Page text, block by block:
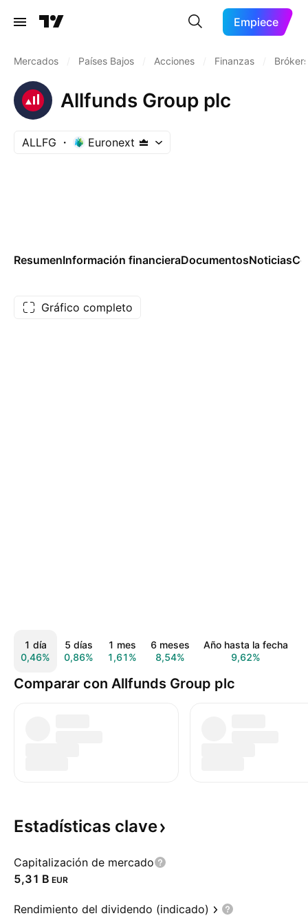
Empiece
Mercados Países Bajos Acciones Finanzas
Allfunds Group plc
ALLFG Euronext
ResumenInformación financieraDocumentosNoticias
Gráfico completo
1 día
0,46%
5 días
0,86%
1 mes
1,61%
6 meses
8,54%
Año hasta la fecha
9,62%
Comparar con Allfunds Group plc
Estadísticas clave
Capitalización de mercado
‪5,31 B‬ EUR
Rendimiento del dividendo (indicado)